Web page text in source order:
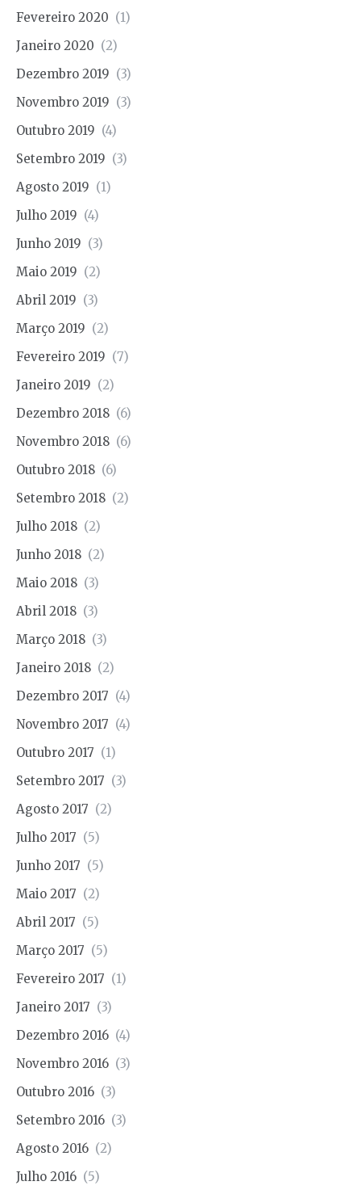
Fevereiro 2020 (1)
Janeiro 2020 (2)
Dezembro 2019 (3)
Novembro 2019 (3)
Outubro 2019 (4)
Setembro 2019 (3)
Agosto 2019 (1)
Julho 2019 (4)
Junho 2019 (3)
Maio 2019 (2)
Abril 2019 (3)
Março 2019 (2)
Fevereiro 2019 (7)
Janeiro 2019 (2)
Dezembro 2018 (6)
Novembro 2018 (6)
Outubro 2018 (6)
Setembro 2018 (2)
Julho 2018 (2)
Junho 2018 (2)
Maio 2018 (3)
Abril 2018 (3)
Março 2018 (3)
Janeiro 2018 (2)
Dezembro 2017 (4)
Novembro 2017 (4)
Outubro 2017 (1)
Setembro 2017 (3)
Agosto 2017 (2)
Julho 2017 (5)
Junho 2017 (5)
Maio 2017 (2)
Abril 2017 (5)
Março 2017 (5)
Fevereiro 2017 (1)
Janeiro 2017 (3)
Dezembro 2016 (4)
Novembro 2016 (3)
Outubro 2016 (3)
Setembro 2016 (3)
Agosto 2016 (2)
Julho 2016 (5)